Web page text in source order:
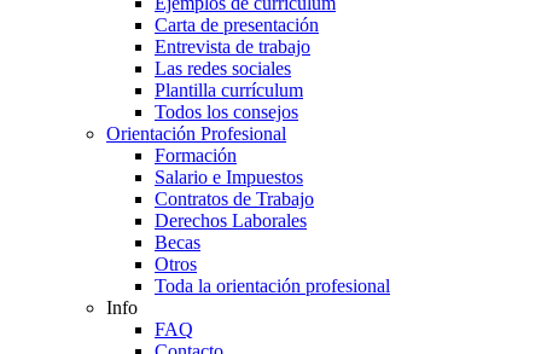
Carta de presentación
Entrevista de trabajo
Las redes sociales
Plantilla currículum
Todos los consejos
Orientación Profesional
Formación
Salario e Impuestos
Contratos de Trabajo
Derechos Laborales
Becas
Otros
Toda la orientación profesional
Info
FAQ